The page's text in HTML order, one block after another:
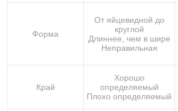
Форма
От яйцевидной до
круглой
Длиннее, чем в шире
Неправильная
Край
Хорошо
определяемый
Плохо определяемый